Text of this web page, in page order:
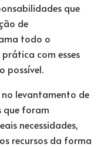
que
de
todo o
com esses
possível.
levantamento de
que foram
necessidades,
recursos da forma